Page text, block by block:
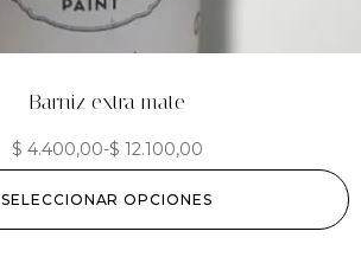
Barniz extra mate
$ 4.400,00-$ 12.100,00
SELECCIONAR OPCIONES